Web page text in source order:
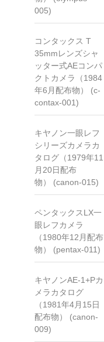
005)
コンタックス T
35mmレンズシャ
ッター式AEコンパ
クトカメラ（1984
年6月配布物） (c-
contax-001)
キヤノン一眼レフ
シリーズカメラカ
タログ（1979年11
月20日配布
物） (canon-015)
ペンタックスLX一
眼レフカメラ
（1980年12月配布
物） (pentax-011)
キヤノンAE-1+Pカ
メラカタログ
（1981年4月15日
配布物） (canon-
009)